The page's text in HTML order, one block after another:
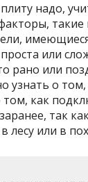
надо,
такие
или
рано или
узнать о
как
так
лесу или в